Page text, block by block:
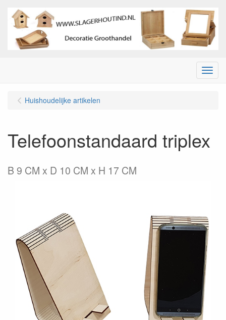
Menu
Huishoudelijke artikelen
Telefoonstandaard triplex
B 9 CM x D 10 CM x H 17 CM